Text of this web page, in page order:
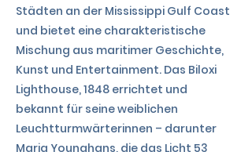
Städten an der Mississippi Gulf Coast
und bietet eine charakteristische
Mischung aus maritimer Geschichte,
Kunst und Entertainment. Das Biloxi
Lighthouse, 1848 errichtet und
bekannt für seine weiblichen
Leuchtturmwärterinnen – darunter
Maria Younghans, die das Licht 53